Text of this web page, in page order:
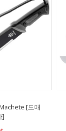
[도매
]